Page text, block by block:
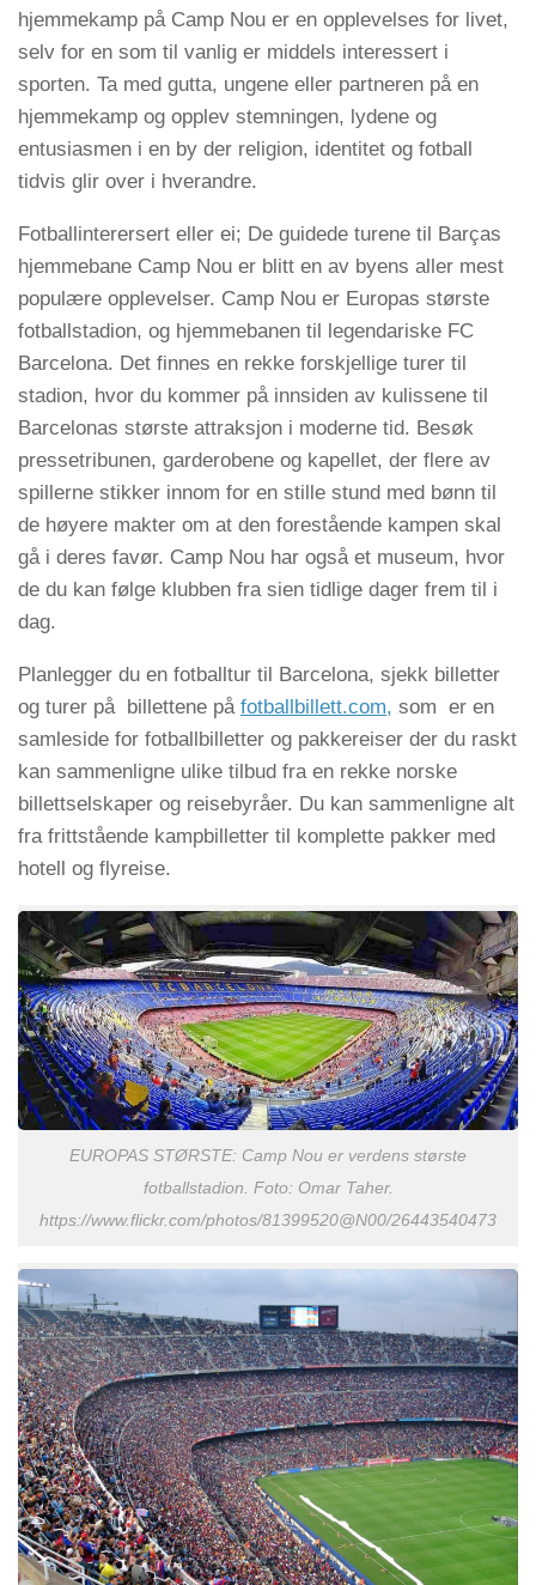
hjemmekamp på Camp Nou er en opplevelses for livet,
selv for en som til vanlig er middels interessert i
sporten. Ta med gutta, ungene eller partneren på en
hjemmekamp og opplev stemningen, lydene og
entusiasmen i en by der religion, identitet og fotball
tidvis glir over i hverandre.
Fotballinterersert eller ei; De guidede turene til Barças
hjemmebane Camp Nou er blitt en av byens aller mest
populære opplevelser. Camp Nou er Europas største
fotballstadion, og hjemmebanen til legendariske FC
Barcelona. Det finnes en rekke forskjellige turer til
stadion, hvor du kommer på innsiden av kulissene til
Barcelonas største attraksjon i moderne tid. Besøk
pressetribunen, garderobene og kapellet, der flere av
spillerne stikker innom for en stille stund med bønn til
de høyere makter om at den forestående kampen skal
gå i deres favør. Camp Nou har også et museum, hvor
de du kan følge klubben fra sien tidlige dager frem til i
dag.
Planlegger du en fotballtur til Barcelona, sjekk billetter
og turer på billettene på fotballbillett.com, som er en
samleside for fotballbilletter og pakkereiser der du raskt
kan sammenligne ulike tilbud fra en rekke norske
billettselskaper og reisebyråer. Du kan sammenligne alt
fra frittstående kampbilletter til komplette pakker med
hotell og flyreise.
EUROPAS STØRSTE: Camp Nou er verdens største
fotballstadion. Foto: Omar Taher.
https://www.flickr.com/photos/81399520@N00/26443540473